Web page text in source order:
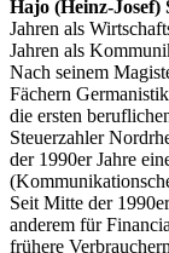
Hajo (Heinz-Josef)
Jahren als
Jahren als
Nach seinem
Fächern
die ersten
Steuerzahler
der 1990er Jahre
Seit Mitte der
anderem für
frühere